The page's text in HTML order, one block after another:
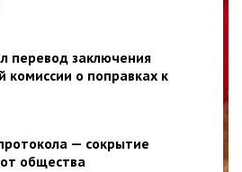
перевод заключения
комиссии о поправках к
— сокрытие
общества